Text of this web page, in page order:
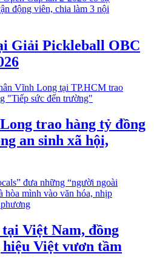
Giải Pickleball OBC
trao hàng tỷ đồng
an sinh xã hội,
Việt Nam, đồng
Việt vươn tầm